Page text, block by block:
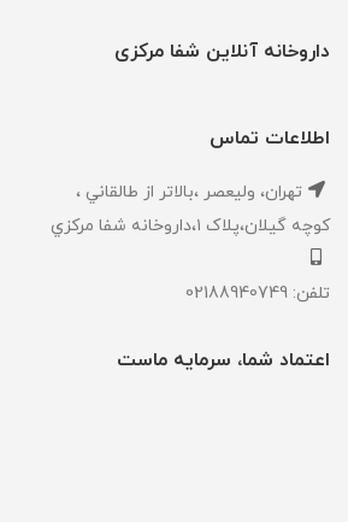
داروخانه آنلاین شفا مرکزی
اطلاعات تماس
تهران، ‎وليعصر ،بالاتر از طالقاني ،
كوچه گيلان،پلاک ۱،داروخانه شفا مركزي
تلفن: 02188940749
اعتماد شما، سرمایه ماست